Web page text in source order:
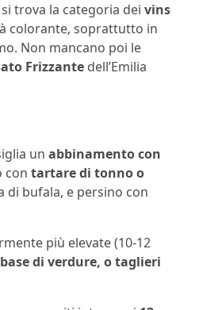
trova la categoria dei vins
colorante, soprattutto in
Non mancano poi le
Frizzante dell’Emilia
un abbinamento con
con tartare di tonno o
di bufala, e persino con
più elevate (10-12
di verdure, o taglieri